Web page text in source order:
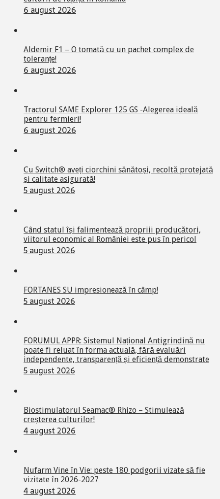
6 august 2026
Aldemir F1 – O tomată cu un pachet complex de
toleranțe!
6 august 2026
Tractorul SAME Explorer 125 GS -Alegerea ideală
pentru fermieri!
6 august 2026
Cu Switch® aveți ciorchini sănătoși, recoltă protejată
și calitate asigurată!
5 august 2026
Când statul își falimentează propriii producători,
viitorul economic al României este pus în pericol
5 august 2026
FORTANES SU impresionează în câmp!
5 august 2026
FORUMUL APPR: Sistemul Național Antigrindină nu
poate fi reluat în forma actuală, fără evaluări
independente, transparență și eficiență demonstrate
5 august 2026
Biostimulatorul Seamac® Rhizo – Stimulează
creșterea culturilor!
4 august 2026
Nufarm Vine în Vie: peste 180 podgorii vizate să fie
vizitate în 2026-2027
4 august 2026